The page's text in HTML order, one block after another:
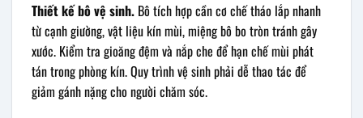
Thiết kế bô vệ sinh. Bô tích hợp cần cơ chế tháo lắp nhanh
từ cạnh giường, vật liệu kín mùi, miệng bô bo tròn tránh gây
xước. Kiểm tra gioăng đệm và nắp che để hạn chế mùi phát
tán trong phòng kín. Quy trình vệ sinh phải dễ thao tác để
giảm gánh nặng cho người chăm sóc.